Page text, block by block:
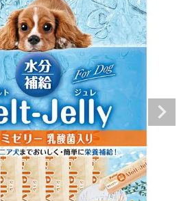
person 新規会員登録